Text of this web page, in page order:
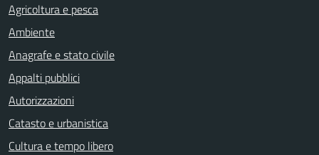
Agricoltura e pesca
Ambiente
Anagrafe e stato civile
Appalti pubblici
Autorizzazioni
Catasto e urbanistica
Cultura e tempo libero